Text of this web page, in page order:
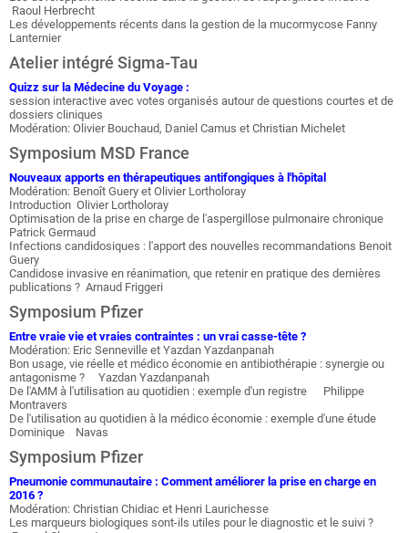
Raoul Herbrecht
Les développements récents dans la gestion de la mucormycose Fanny
Lanternier
Atelier intégré Sigma-Tau
Quizz sur la Médecine du Voyage :
session interactive avec votes organisés autour de questions courtes et de
dossiers cliniques
Modération: Olivier Bouchaud, Daniel Camus et Christian Michelet
Symposium MSD France
Nouveaux apports en thérapeutiques antifongiques à l'hôpital
Modération: Benoît Guery et Olivier Lortholoray
Introduction Olivier Lortholoray
Optimisation de la prise en charge de l'aspergillose pulmonaire chronique
Patrick Germaud
Infections candidosiques : l'apport des nouvelles recommandations Benoit
Guery
Candidose invasive en réanimation, que retenir en pratique des dernières
publications ? Arnaud Friggeri
Symposium Pfizer
Entre vraie vie et vraies contraintes : un vrai casse-tête ?
Modération: Eric Senneville et Yazdan Yazdanpanah
Bon usage, vie réelle et médico économie en antibiothérapie : synergie ou
antagonisme ? Yazdan Yazdanpanah
De l'AMM à l'utilisation au quotidien : exemple d'un registre Philippe
Montravers
De l'utilisation au quotidien à la médico économie : exemple d'une étude
Dominique Navas
Symposium Pfizer
Pneumonie communautaire : Comment améliorer la prise en charge en
2016 ?
Modération: Christian Chidiac et Henri Laurichesse
Les marqueurs biologiques sont-ils utiles pour le diagnostic et le suivi ?